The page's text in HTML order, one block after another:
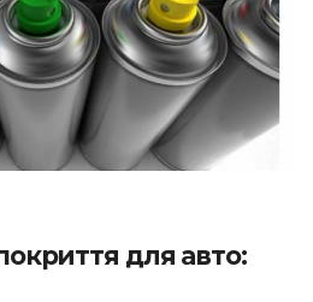
для авто: